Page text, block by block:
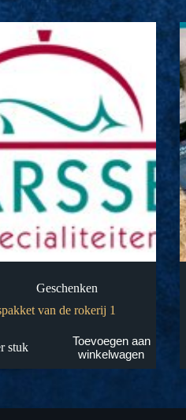
Geschenken
van de rokerij 1
stuk
Toevoegen aan
winkelwagen